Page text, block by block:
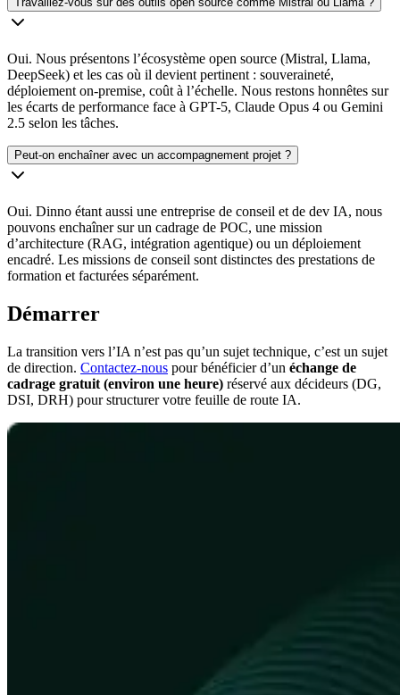
Oui. Nous présentons l’écosystème open source (Mistral, Llama,
DeepSeek) et les cas où il devient pertinent : souveraineté,
déploiement on-premise, coût à l’échelle. Nous restons honnêtes sur
les écarts de performance face à GPT-5, Claude Opus 4 ou Gemini
2.5 selon les tâches.
Peut-on enchaîner avec un accompagnement projet ?
Oui. Dinno étant aussi une entreprise de conseil et de dev IA, nous
pouvons enchaîner sur un cadrage de POC, une mission
d’architecture (RAG, intégration agentique) ou un déploiement
encadré. Les missions de conseil sont distinctes des prestations de
formation et facturées séparément.
Démarrer
La transition vers l’IA n’est pas qu’un sujet technique, c’est un sujet
de direction. Contactez-nous pour bénéficier d’un échange de
cadrage gratuit (environ une heure) réservé aux décideurs (DG,
DSI, DRH) pour structurer votre feuille de route IA.